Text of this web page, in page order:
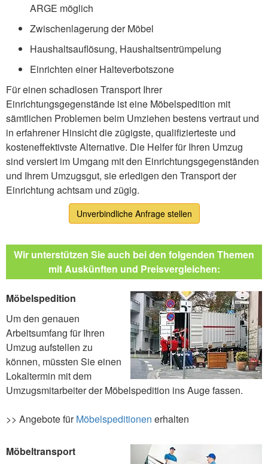
ARGE möglich
Zwischenlagerung der Möbel
Haushaltsauflösung, Haushaltsentrümpelung
Einrichten einer Halteverbotszone
Für einen schadlosen Transport Ihrer
Einrichtungsgegenstände ist eine Möbelspedition mit
sämtlichen Problemen beim Umziehen bestens vertraut und
in erfahrener Hinsicht die zügigste, qualifizierteste und
kosteneffektivste Alternative. Die Helfer für Ihren Umzug
sind versiert im Umgang mit den Einrichtungsgegenständen
und Ihrem Umzugsgut, sie erledigen den Transport der
Einrichtung achtsam und zügig.
Unverbindliche Anfrage stellen
Wir unterstützen Sie auch bei den folgenden Themen
mit Auskünften und Preisvergleichen:
Möbelspedition
Um den genauen
Arbeitsumfang für Ihren
Umzug aufstellen zu
können, müssten Sie einen
Lokaltermin mit dem
Umzugsmitarbeiter der Möbelspedition ins Auge fassen.
>> Angebote fürMöbelspeditionen erhalten
Möbeltransport